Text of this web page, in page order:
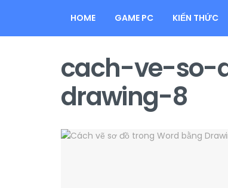
HOME GAME PC KIẾN THỨC
cach-ve-so-
drawing-8